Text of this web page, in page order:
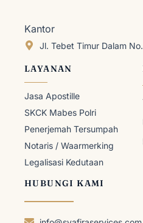
Kantor
Jl. Tebet Timur Dalam
LAYANAN
Jasa Apostille
SKCK Mabes Polri
Penerjemah Tersumpah
Notaris / Waarmerking
Legalisasi Kedutaan
HUBUNGI KAMI